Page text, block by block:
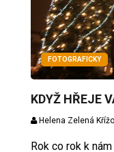
FOTOGRAFICKY
KDYŽ HŘEJE
Helena Zelená
Rok co rok k